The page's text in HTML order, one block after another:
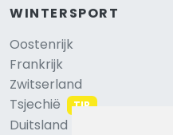
WINTERSPORT
Oostenrijk
Frankrijk
Zwitserland
Tsjechië
TIP
Duitsland